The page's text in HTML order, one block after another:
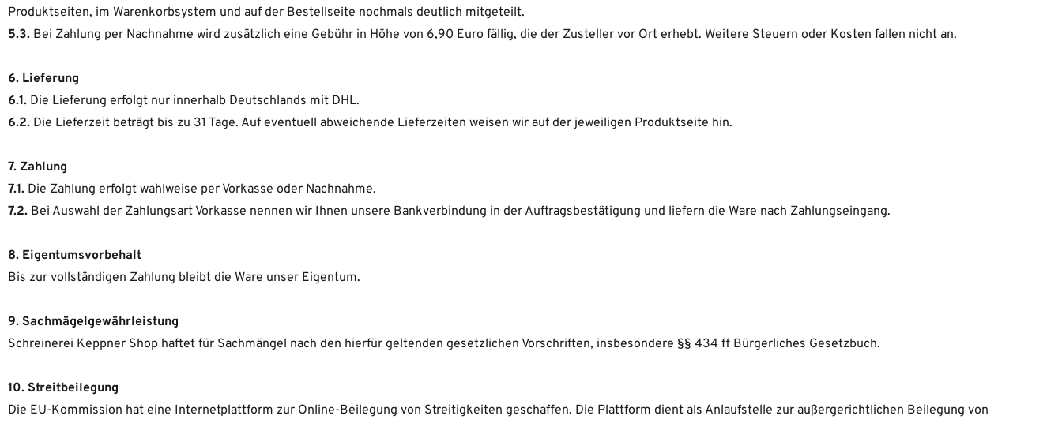
Produktseiten, im Warenkorbsystem und auf der Bestellseite nochmals deutlich mitgeteilt.
5.3. Bei Zahlung per Nachnahme wird zusätzlich eine Gebühr in Höhe von 6,90 Euro fällig, die der Zusteller vor Ort erhebt. Weitere Steuern oder Kosten fallen nicht an.
6. Lieferung
6.1. Die Lieferung erfolgt nur innerhalb Deutschlands mit DHL.
6.2. Die Lieferzeit beträgt bis zu 31 Tage. Auf eventuell abweichende Lieferzeiten weisen wir auf der jeweiligen Produktseite hin.
7. Zahlung
7.1. Die Zahlung erfolgt wahlweise per Vorkasse oder Nachnahme.
7.2. Bei Auswahl der Zahlungsart Vorkasse nennen wir Ihnen unsere Bankverbindung in der Auftragsbestätigung und liefern die Ware nach Zahlungseingang.
8. Eigentumsvorbehalt
Bis zur vollständigen Zahlung bleibt die Ware unser Eigentum.
9. Sachmägelgewährleistung
Schreinerei Keppner Shop haftet für Sachmängel nach den hierfür geltenden gesetzlichen Vorschriften, insbesondere §§ 434 ff Bürgerliches Gesetzbuch.
10. Streitbeilegung
Die EU-Kommission hat eine Internetplattform zur Online-Beilegung von Streitigkeiten geschaffen. Die Plattform dient als Anlaufstelle zur außergerichtlichen Beilegung von